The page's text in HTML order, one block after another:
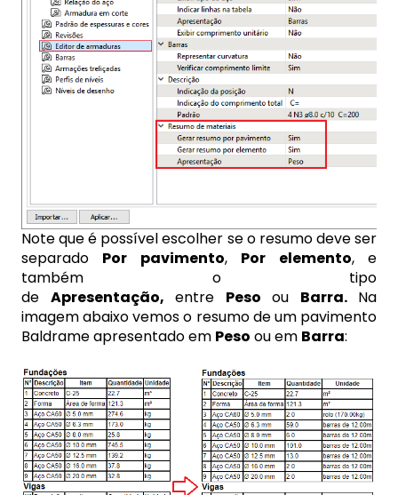
Note que é possível escolher se o resumo deve ser
separado Por pavimento, Por elemento, e
também o tipo
de Apresentação, entre Peso ou Barra.Na
imagem abaixo vemos o resumo de um pavimento
Baldrame apresentado em Peso ou em Barra: